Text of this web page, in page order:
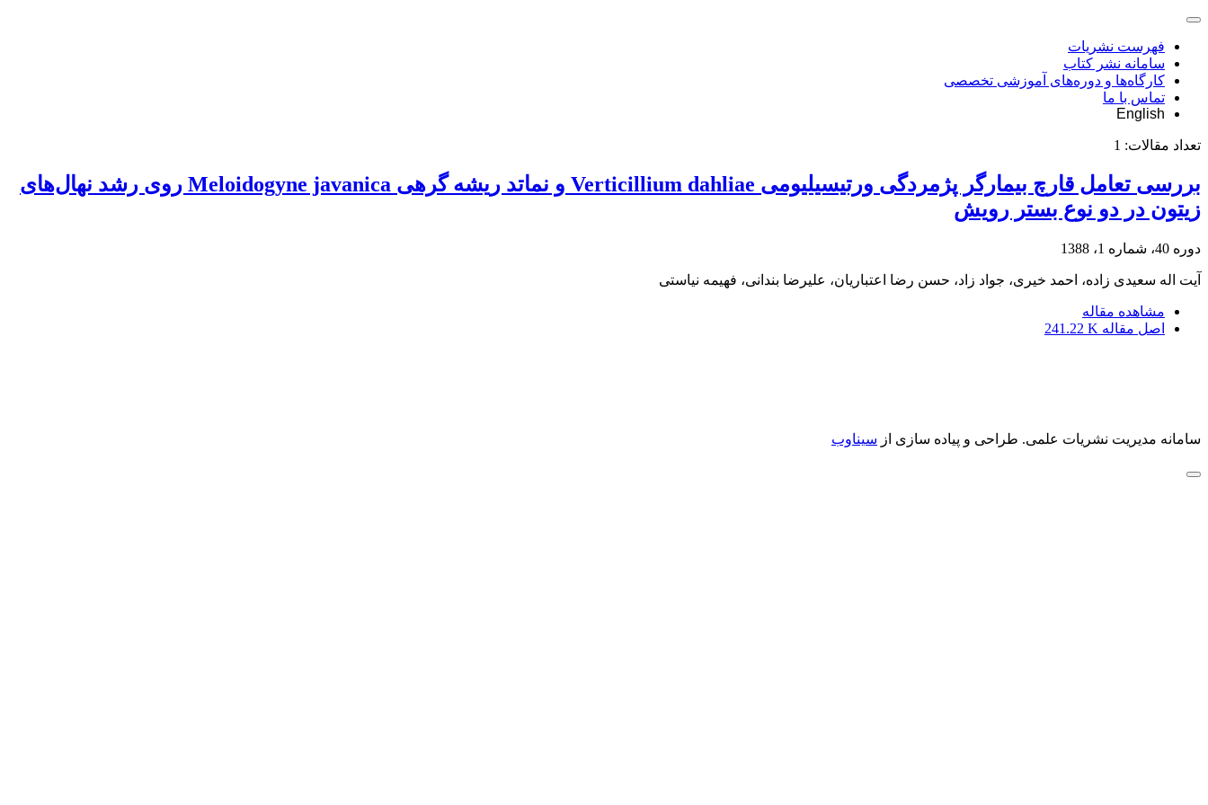
فهرست نشریات
سامانه نشر کتاب
کارگاه‌ها و دوره‌های آموزشی تخصصی
تماس با ما
English
تعداد مقالات: 1
بررسی تعامل قارچ بیمارگر پژمردگی ورتیسیلیومی Verticillium dahliae و نماتد ریشه گرهی Meloidogyne javanica روی رشد نهال‌های
زیتون در دو نوع بستر رویش
دوره 40، شماره 1، 1388
آیت اله سعیدی زاده، احمد خیری، جواد زاد، حسن رضا اعتباریان، علیرضا بندانی، فهیمه نیاستی
مشاهده مقاله
اصل مقاله 241.22 K
سامانه مدیریت نشریات علمی. طراحی و پیاده سازی از سیناوب